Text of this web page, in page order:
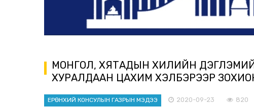
МОНГОЛ, ХЯТАДЫН ХИЛИЙН
ХУРАЛДААН ЦАХИМ ХЭЛБЭРЭЭР
ЕРӨНХИЙ КОНСУЛЫН ГАЗРЫН МЭДЭЭ 2020-09-23 820